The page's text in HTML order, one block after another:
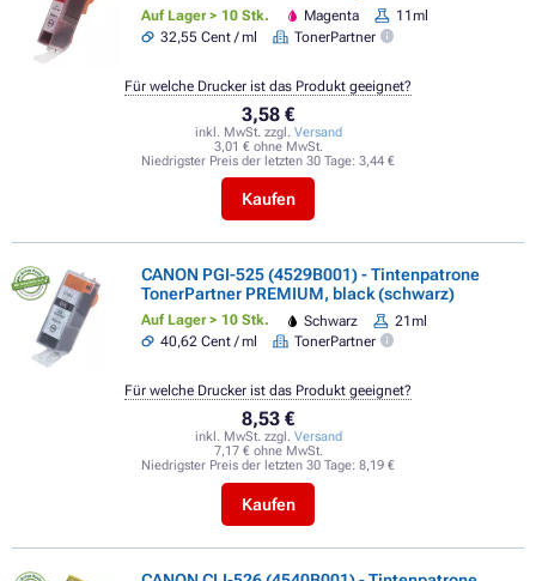
Auf Lager > 10 Stk. Magenta
11ml
32,55 Cent / ml
TonerPartner
3,58 €
inkl. MwSt. zzgl. Versand
3,01 € ohne MwSt.
Niedrigster Preis der letzten 30 Tage: 3,44 €
Kaufen
Für welche Drucker ist das Produkt geeignet?
CANON PGI-525 (4529B001) - Tintenpatrone
TonerPartner PREMIUM, black (schwarz)
Auf Lager > 10 Stk. Schwarz
21ml
40,62 Cent / ml
TonerPartner
8,53 €
inkl. MwSt. zzgl. Versand
7,17 € ohne MwSt.
Niedrigster Preis der letzten 30 Tage: 8,19 €
Kaufen
Für welche Drucker ist das Produkt geeignet?